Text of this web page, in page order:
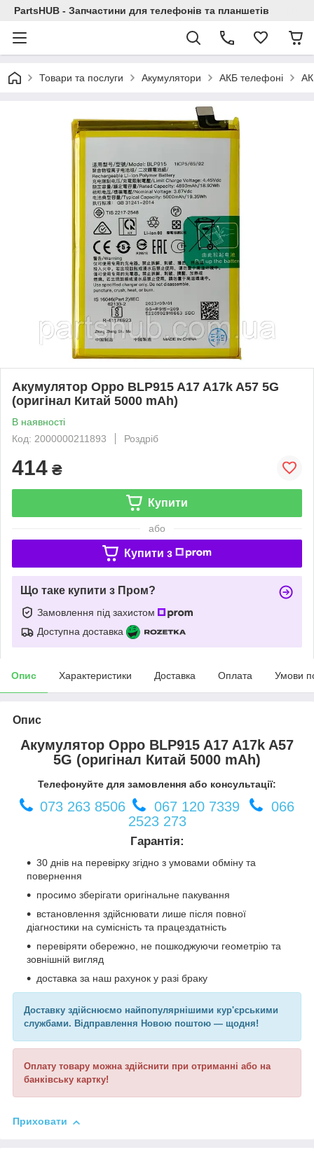
PartsHUB - Запчастини для телефонів та планшетів
Товари та послуги Акумулятори АКБ телефоні
Акумулятор Oppo BLP915 A17 A17k A57 5G
(оригінал Китай 5000 mAh)
В наявності
Код: 2000000211893
Роздріб
414 ₴
Купити
або
Купити з
Що таке купити з Пром?
Замовлення під захистом
Доступна доставка
Опис Характеристики Доставка Оплата Умови
Опис
Акумулятор Oppo BLP915 A17 A17k A57
5G (оригінал Китай 5000 mAh)
Телефонуйте для замовлення або консультації:
073 263 8506 067 120 7339
066
2523 273
Гарантія:
30 днів на перевірку згідно з умовами обміну та
повернення
просимо зберігати оригінальне пакування
встановлення здійснювати лише після повної
діагностики на сумісність та працездатність
перевіряти обережно, не пошкоджуючи геометрію та
зовнішній вигляд
доставка за наш рахунок у разі браку
Доставку здійснюємо найпопулярнішими кур'єрськими
службами. Відправлення Новою поштою — щодня!
Оплату товару можна здійснити при отриманні або на
банківську картку!
Приховати